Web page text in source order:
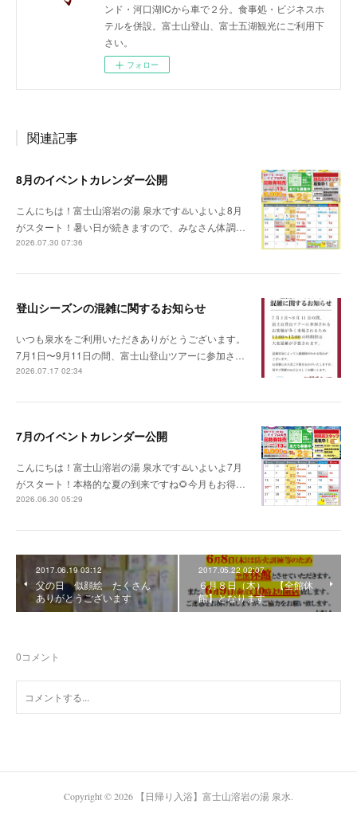
ンド・河口湖ICから車で２分。食事処・ビジネスホ
テルを併設。富士山登山、富士五湖観光にご利用下
さい。
フォロー
関連記事
8月のイベントカレンダー公開
こんにちは！富士山溶岩の湯 泉水です♨️いよいよ8月
がスタート！暑い日が続きますので、みなさん体調…
2026.07.30 07:36
登山シーズンの混雑に関するお知らせ
いつも泉水をご利用いただきありがとうございます。
7月1日〜9月11日の間、富士山登山ツアーに参加さ…
2026.07.17 02:34
7月のイベントカレンダー公開
こんにちは！富士山溶岩の湯 泉水です♨️いよいよ7月
がスタート！本格的な夏の到来ですね🌻今月もお得…
2026.06.30 05:29
2017.06.19 03:12
父の日 似顔絵 たくさん
ありがとうございます
2017.05.22 02:07
６月８日（木） 【全館休
館】となります
0コメント
Copyright ©2026 【日帰り入浴】富士山溶岩の湯 泉水.